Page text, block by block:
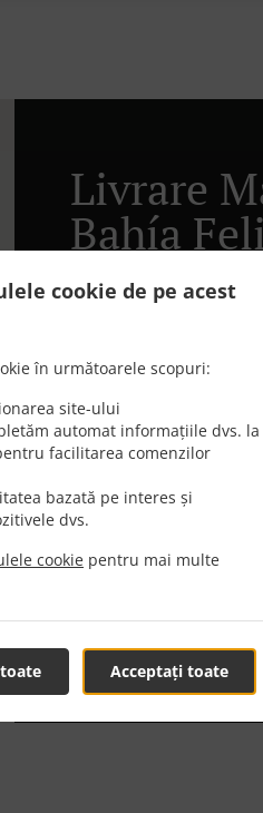
cookie de pe acest
în următoarele scopuri:
site-ului
automat informațiile dvs. la
facilitarea comenzilor
bazată pe interes și
dvs.
cookie pentru mai multe
Acceptați toate
Livrare
Bahía
Cauți Livrare
sau are timp să
Când vrei să fii servit
Maspalomas este cea
Selectează "Livrare"
să-ți oferim cel mai
DELIVERY